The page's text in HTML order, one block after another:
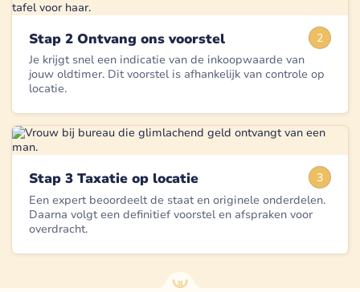
2
Stap 2 Ontvang ons voorstel
Je krijgt snel een indicatie van de inkoopwaarde van
jouw oldtimer. Dit voorstel is afhankelijk van controle op
locatie.
3
Stap 3 Taxatie op locatie
Een expert beoordeelt de staat en originele onderdelen.
Daarna volgt een definitief voorstel en afspraken voor
overdracht.